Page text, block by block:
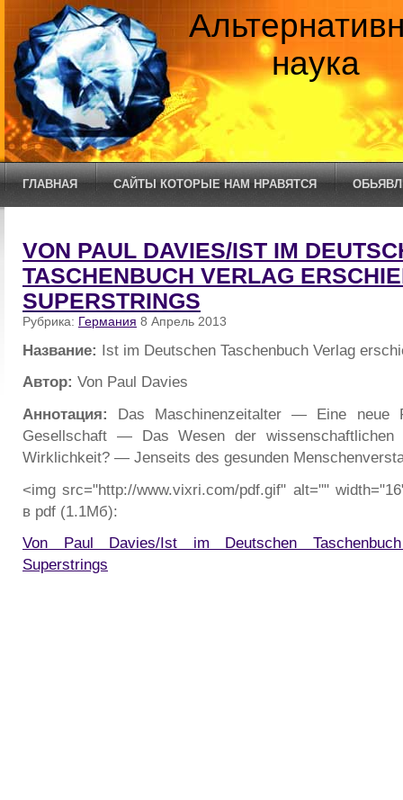
наука
ГЛАВНАЯ САЙТЫ КОТОРЫЕ НАМ НРАВЯТСЯ
VON PAUL DAVIES/IST IM
TASCHENBUCH VERLAG
SUPERSTRINGS
Рубрика: Германия 8 Апрель 2013
Название: Ist im Deutschen Taschenbuch Verlag
Автор: Von Paul Davies
Аннотация: Das Maschinenzeitalter — Eine neue
Gesellschaft — Das Wesen der
Wirklichkeit? — Jenseits des gesunden
<img src="http://www.vixri.com/pdf.gif" alt=""
в pdf (1.1Мб):
Von Paul Davies/Ist im Deutschen
Superstrings